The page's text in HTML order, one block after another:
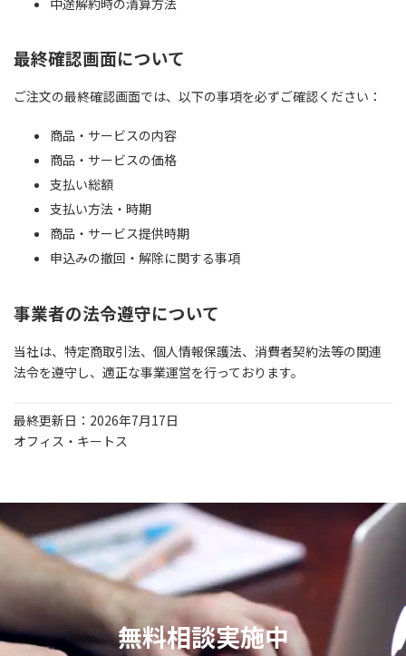
最終確認画面について
ご注文の最終確認画面では、以下の事項を必ずご確認ください：
商品・サービスの内容
商品・サービスの価格
支払い総額
支払い方法・時期
商品・サービス提供時期
申込みの撤回・解除に関する事項
事業者の法令遵守について
当社は、特定商取引法、個人情報保護法、消費者契約法等の関連
法令を遵守し、適正な事業運営を行っております。
最終更新日：2026年7月17日
オフィス・キートス
無料相談実施中